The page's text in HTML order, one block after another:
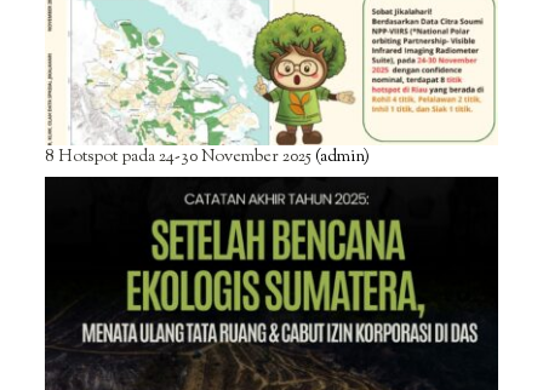
8 Hotspot pada 24-30 November 2025(admin)